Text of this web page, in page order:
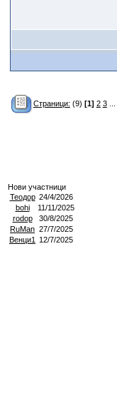
Страници: (9) [1] 2 3...
Нови участници
Теодор 24/4/2026
bohi
11/11/2025
rodop
30/8/2025
RuMan 27/7/2025
Венци1
12/7/2025